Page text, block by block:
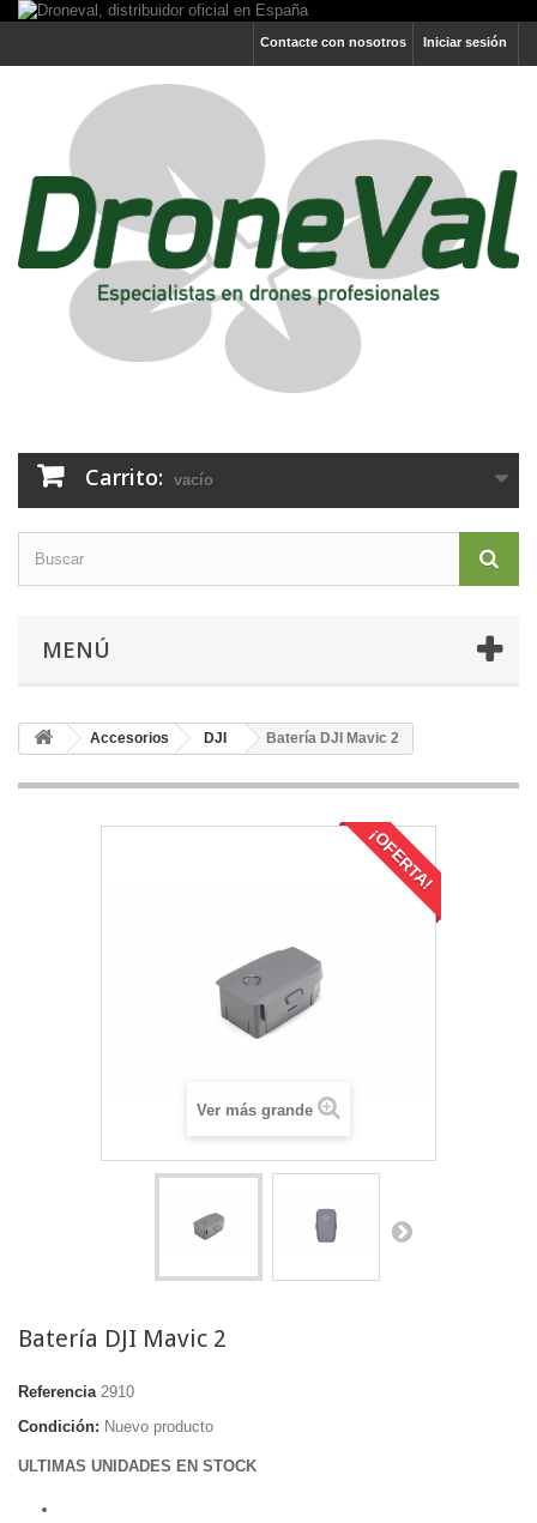
Iniciar sesión
Contacte con nosotros
Carrito: vacío
MENÚ
Accesorios DJI Batería DJI Mavic 2
¡OFERTA!
Ver más grande
Batería DJI Mavic 2
Referencia 2910
Condición: Nuevo producto
ULTIMAS UNIDADES EN STOCK